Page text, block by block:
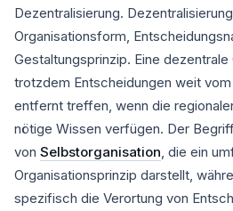
Dezentralisierung.
Organisationsform,
Gestaltungsprinzip. Eine dezentrale
trotzdem Entscheidungen weit
entfernt treffen, wenn die
nötige Wissen verfügen. Der
von Selbstorganisation , die ein
Organisationsprinzip darstellt,
spezifisch die Verortung von